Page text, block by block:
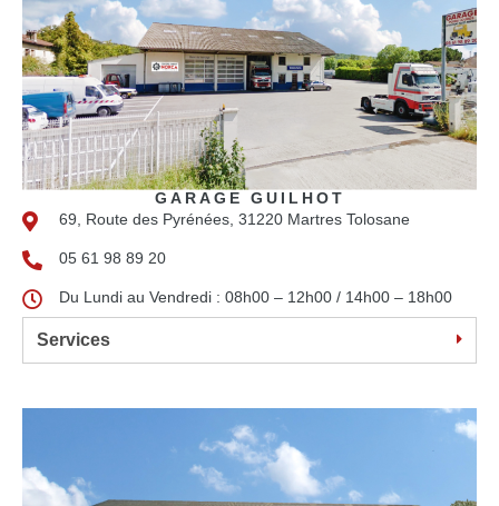
GARAGE GUILHOT
69, Route des Pyrénées, 31220 Martres Tolosane
05 61 98 89 20
Du Lundi au Vendredi : 08h00 – 12h00 / 14h00 – 18h00
Services